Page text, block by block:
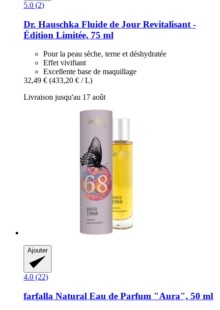
5.0 (2)
Dr. Hauschka Fluide de Jour Revitalisant -​
Édition Limitée, 75 ml
Pour la peau sèche, terne et déshydratée
Effet vivifiant
Excellente base de maquillage
32,49 € (433,20 € / L)
Livraison jusqu'au 17 août
Ajouter
4.0 (22)
farfalla Natural Eau de Parfum "Aura", 50 ml